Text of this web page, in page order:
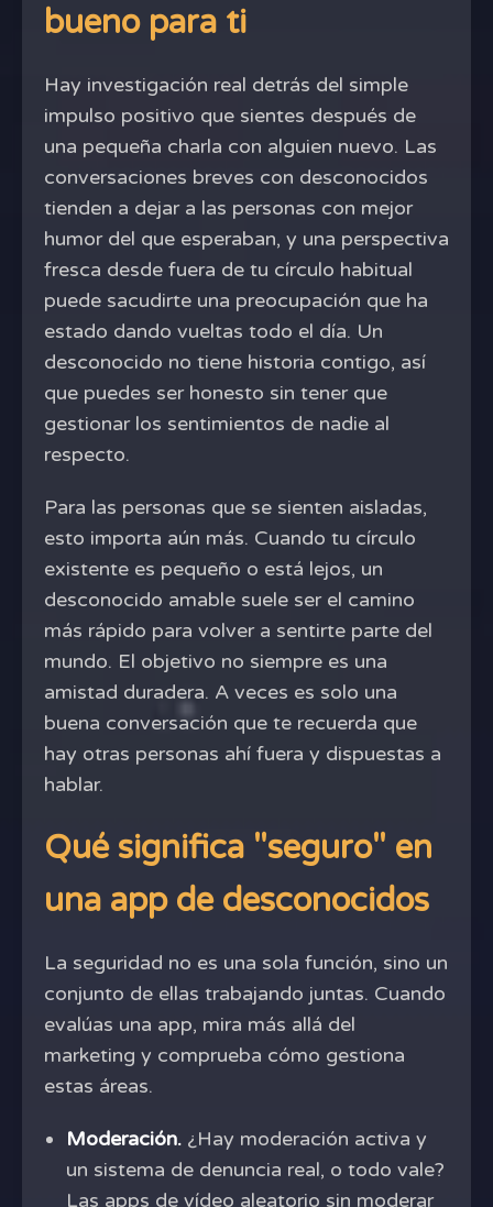
bueno para ti
Hay investigación real detrás del simple
impulso positivo que sientes después de
una pequeña charla con alguien nuevo. Las
conversaciones breves con desconocidos
tienden a dejar a las personas con mejor
humor del que esperaban, y una perspectiva
fresca desde fuera de tu círculo habitual
puede sacudirte una preocupación que ha
estado dando vueltas todo el día. Un
desconocido no tiene historia contigo, así
que puedes ser honesto sin tener que
gestionar los sentimientos de nadie al
respecto.
Para las personas que se sienten aisladas,
esto importa aún más. Cuando tu círculo
existente es pequeño o está lejos, un
desconocido amable suele ser el camino
más rápido para volver a sentirte parte del
mundo. El objetivo no siempre es una
amistad duradera. A veces es solo una
buena conversación que te recuerda que
hay otras personas ahí fuera y dispuestas a
hablar.
Qué significa "seguro" en
una app de desconocidos
La seguridad no es una sola función, sino un
conjunto de ellas trabajando juntas. Cuando
evalúas una app, mira más allá del
marketing y comprueba cómo gestiona
estas áreas.
Moderación. ¿Hay moderación activa y
un sistema de denuncia real, o todo vale?
Las apps de vídeo aleatorio sin moderar